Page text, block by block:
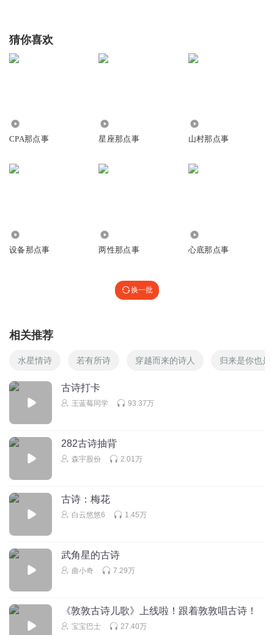
猜你喜欢
CPA那点事 星座那点事 山村那点事
设备那点事 两性那点事 心底那点事
换一批
相关推荐
水星情诗 若有所诗 穿越而来的诗人 归来是你也是
古诗打卡
王蓝莓同学 93.37万
282古诗抽背
森宇股份 2.01万
古诗：梅花
白云悠悠6 1.45万
武角星的古诗
曲小奇 7.29万
《敦敦古诗儿歌》上线啦！跟着敦敦唱古诗！
宝宝巴士 27.40万